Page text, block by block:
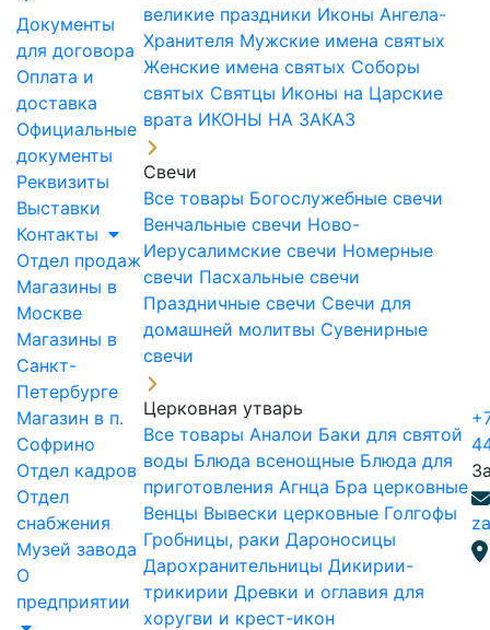
Документы
для договора
Оплата и
доставка
Официальные
документы
Реквизиты
Выставки
Контакты
Отдел продаж
Магазины в
Москве
Магазины в
Санкт-
Петербурге
Магазин в п.
Софрино
Отдел кадров
Отдел
снабжения
Музей завода
О
предприятии
великие праздники Иконы Ангела-
Хранителя Мужские имена святых
Женские имена святых Соборы
святых Святцы Иконы на Царские
врата ИКОНЫ НА ЗАКАЗ
Свечи
Все товары Богослужебные свечи
Венчальные свечи Ново-
Иерусалимские свечи Номерные
свечи Пасхальные свечи
Праздничные свечи Свечи для
домашней молитвы Сувенирные
свечи
Церковная утварь
Все товары Аналои Баки для святой
воды Блюда всенощные Блюда для
приготовления Агнца Бра церковные
Венцы Вывески церковные Голгофы
Гробницы, раки Дароносицы
Дарохранительницы Дикирии-
трикирии Древки и оглавия для
хоругви и крест-икон